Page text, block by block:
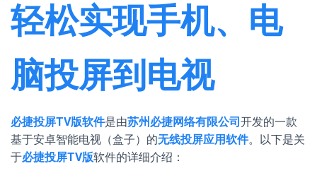
轻松实现手机、电
脑投屏到电视
必捷投屏TV版软件是由苏州必捷网络有限公司 开发的一款
基于安卓智能电视（盒子）的无线投屏应用软件。以下是关
于必捷投屏TV版软件的详细介绍：